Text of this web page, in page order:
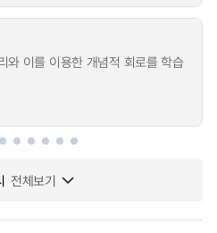
와 이를 이용한 개념적 회로를 학습
전체보기